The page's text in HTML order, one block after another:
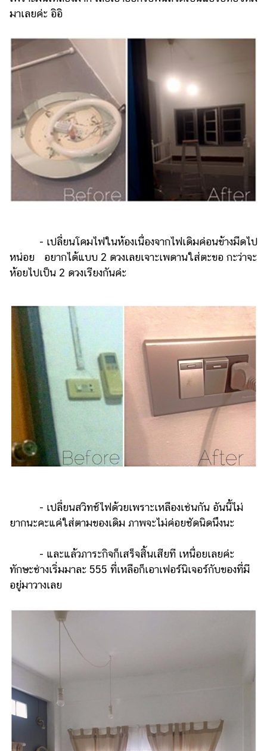
มาเลยค่ะ อิอิ
- เปลี่ยนโคมไฟในห้องเนื่องจากไฟเดิมค่อนข้างมืดไป
หน่อย อยากได้แบบ 2 ดวงเลยเจาะเพดานใส่ตะขอ กะว่าจะ
ห้อยไปเป็น 2 ดวงเรียงกันค่ะ
- เปลี่ยนสวิทช์ไฟด้วยเพราะเหลืองเช่นกัน อันนี้ไม่
ยากนะคะแค่ใส่ตามของเดิม ภาพจะไม่ค่อยชัดนิดนึงนะ
- และแล้วภาระกิจก็เสร็จสิ้นเสียที เหนื่อยเลยค่ะ
ทักษะช่างเริ่มมาละ 555 ที่เหลือก็เอาเฟอร์นิเจอร์กับของที่มี
อยู่มาวางเลย